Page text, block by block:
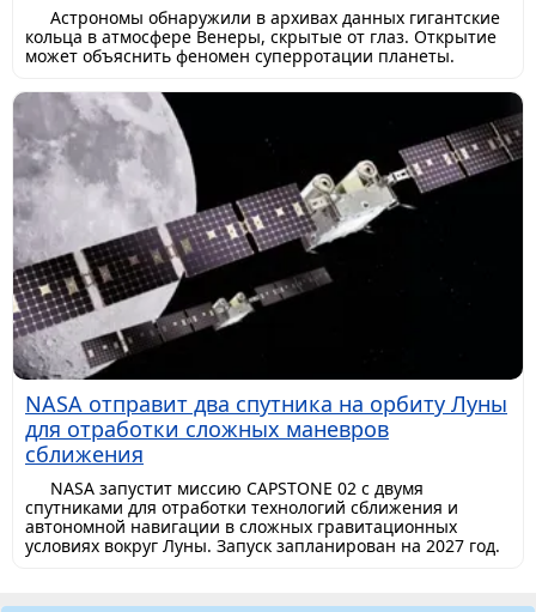
Астрономы обнаружили в архивах данных гигантские
кольца в атмосфере Венеры, скрытые от глаз. Открытие
может объяснить феномен суперротации планеты.
NASA отправит два спутника на орбиту Луны
для отработки сложных маневров
сближения
NASA запустит миссию CAPSTONE 02 с двумя
спутниками для отработки технологий сближения и
автономной навигации в сложных гравитационных
условиях вокруг Луны. Запуск запланирован на 2027 год.